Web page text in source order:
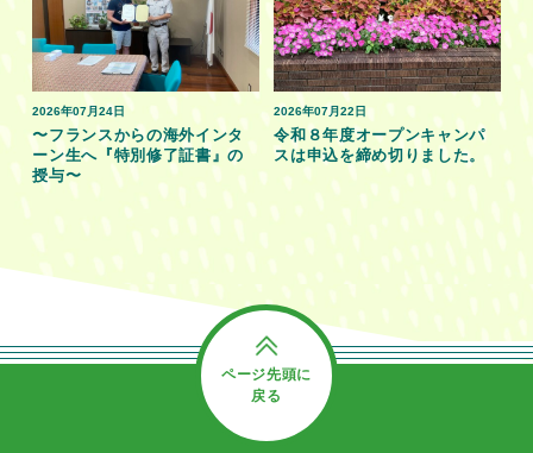
2026年07月24日
〜フランスからの海外インタ
ーン生へ『特別修了証書』の
授与〜
2026年07月22日
令和８年度オープンキャンパ
スは申込を締め切りました。
ページ先頭に
戻る